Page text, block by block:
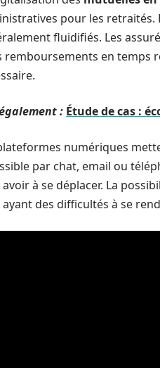
pour les
fluidifiés. Les
remboursements en temps
: Étude de cas :
numériques
par chat, email ou
avoir à se déplacer. La
ayant des difficultés à se